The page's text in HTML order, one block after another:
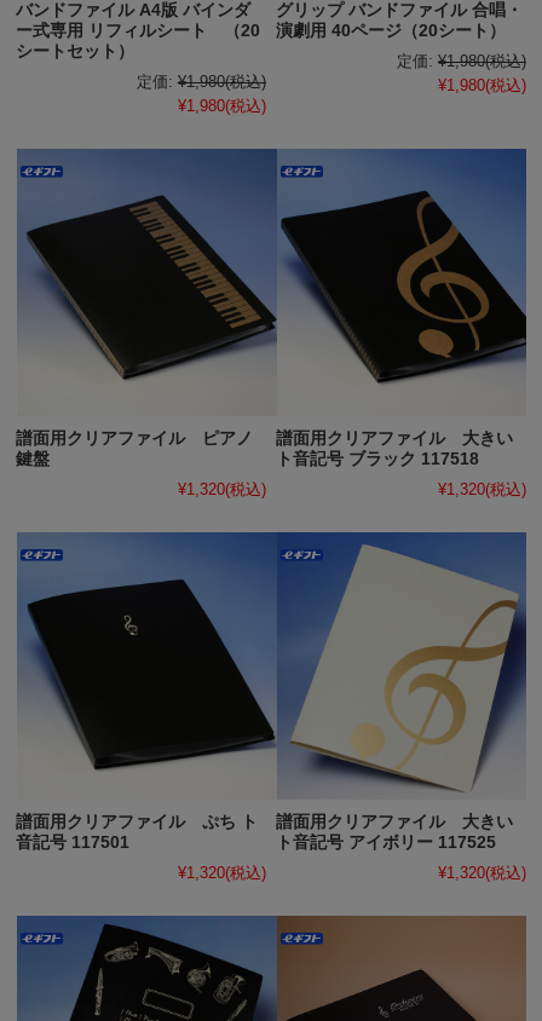
バンドファイル A4版 バインダ
ー式専用 リフィルシート （20
シートセット）
定価: ¥1,980(税込)
¥1,980(税込)
グリップ バンドファイル 合唱・
演劇用 40ページ（20シート）
定価: ¥1,980(税込)
¥1,980(税込)
譜面用クリアファイル ピアノ
鍵盤
¥1,320(税込)
譜面用クリアファイル 大きい
ト音記号 ブラック 117518
¥1,320(税込)
譜面用クリアファイル ぷち ト
音記号 117501
¥1,320(税込)
譜面用クリアファイル 大きい
ト音記号 アイボリー 117525
¥1,320(税込)